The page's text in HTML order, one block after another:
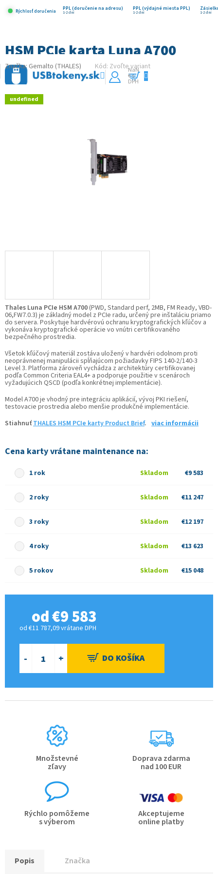
Rýchlosť doručenia PPL (doručenie na adresu) PPL (výdajné miesta PPL)
1-2 dni 1-2 dni 1-2 dni
Nákupný
NaN
€ s
DPH
HSM PCIe karta Luna A700
Značka: Gemalto (THALES) Kód: Zvoľte variant
undefined
Cena karty vrátane maintenance na:
1 rok Skladom €9 583
2 roky Skladom €11 247
3 roky Skladom €12 197
4 roky Skladom €13 623
5 rokov Skladom €15 048
Thales Luna PCIe HSM A700(PWD, Standard perf, 2MB, FM Ready, VBD-
06,FW7.0.3) je základný model z PCIe radu, určený pre inštaláciu priamo
do servera. Poskytuje hardvérovú ochranu kryptografických kľúčov a
vykonáva kryptografické operácie vo vnútri certifikovaného
bezpečného prostredia.
Všetok kľúčový materiál zostáva uložený v hardvéri odolnom proti
neoprávnenej manipulácii spĺňajúcom požiadavky FIPS 140-2/140-3
Level 3. Platforma zároveň vychádza z architektúry certifikovanej
podľa Common Criteria EAL4+ a podporuje použitie v scenároch
vyžadujúcich QSCD (podľa konkrétnej implementácie).
Model A700 je vhodný pre integráciu aplikácií, vývoj PKI riešení,
testovacie prostredia alebo menšie produkčné implementácie.
StiahnuťTHALES HSM PCIe karty Product Brief. viac informácii
od€9 583
od €11 787,09vrátane DPH
Množstevné
zľavy
Doprava zdarma
nad 100 EUR
Rýchlo pomôžeme
s výberom
Akceptujeme
online platby
Popis Značka